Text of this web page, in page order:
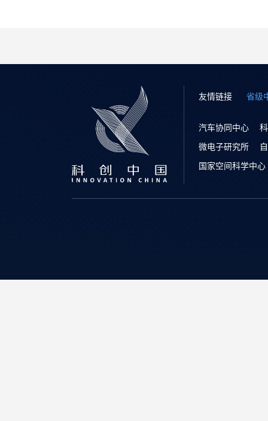
友情链接 省级
汽车协同中心
微电子研究所
国家空间科学中心